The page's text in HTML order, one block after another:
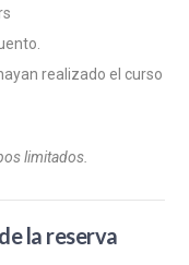
realizado el curso
limitados.
la reserva